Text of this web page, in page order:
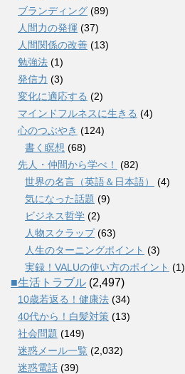
ブランディング (89)
人間力の発揮 (37)
人間関係の改善 (13)
勉強法 (1)
発信力 (3)
変化に適応する (2)
マインドフルネスに生きる (4)
心のつぶやき (124)
書く瞑想 (68)
先人・仲間から学べ！
(82)
世界の名言（英語＆日本語）
(4)
気になった話題 (9)
ビジネス哲学 (2)
人物スクラップ(63)
人生のターニングポイント (3)
実録！VALUの使い方のポイント (1)
■生活トラブル (2,497)
10歳若返る！健康法 (34)
40代から！白髪対策 (13)
社会問題 (149)
迷惑メール一覧 (2,032)
迷惑電話 (39)